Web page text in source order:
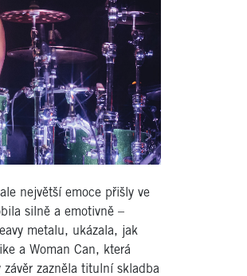
největší emoce přišly ve
silně a emotivně –
metalu, ukázala, jak
a Woman Can, která
zazněla titulní skladba